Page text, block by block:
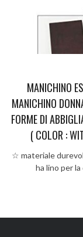
MANICHINO
MANICHINO
FORME DI
( COLOR :
☆ materiale
ha lino per